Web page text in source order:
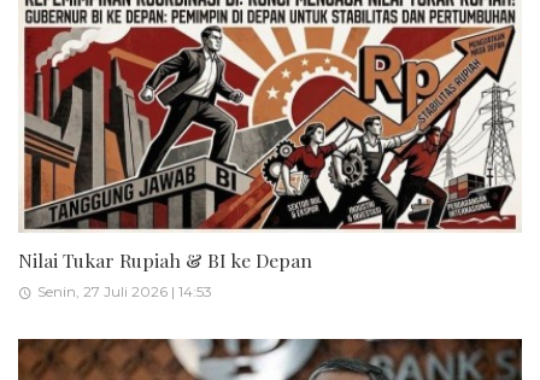
Nilai Tukar Rupiah & BI ke Depan
Senin, 27 Juli 2026 | 14:53